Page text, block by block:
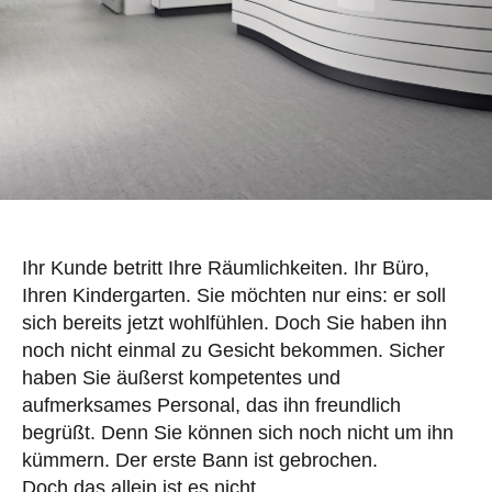
Ihr Kunde betritt Ihre Räumlichkeiten. Ihr Büro,
Ihren Kindergarten. Sie möchten nur eins: er soll
sich bereits jetzt wohlfühlen. Doch Sie haben ihn
noch nicht einmal zu Gesicht bekommen. Sicher
haben Sie äußerst kompetentes und
aufmerksames Personal, das ihn freundlich
begrüßt. Denn Sie können sich noch nicht um ihn
kümmern. Der erste Bann ist gebrochen.
Doch das allein ist es nicht.